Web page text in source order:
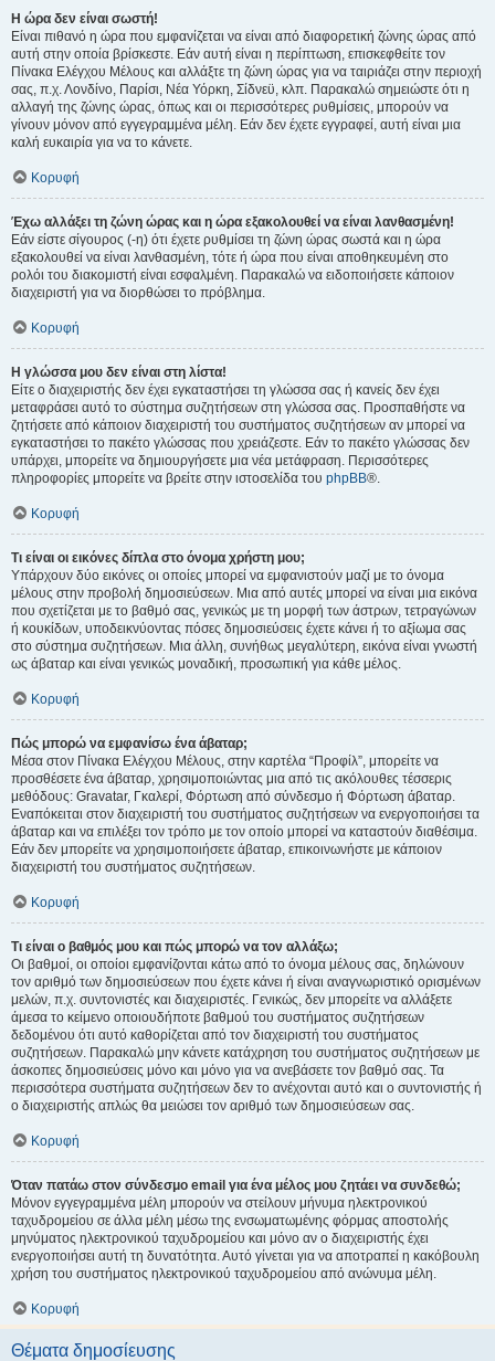
Η ώρα δεν είναι σωστή!
Είναι πιθανό η ώρα που εμφανίζεται να είναι από διαφορετική ζώνης ώρας από
αυτή στην οποία βρίσκεστε. Εάν αυτή είναι η περίπτωση, επισκεφθείτε τον
Πίνακα Ελέγχου Μέλους και αλλάξτε τη ζώνη ώρας για να ταιριάζει στην περιοχή
σας, π.χ. Λονδίνο, Παρίσι, Νέα Υόρκη, Σίδνεϋ, κλπ. Παρακαλώ σημειώστε ότι η
αλλαγή της ζώνης ώρας, όπως και οι περισσότερες ρυθμίσεις, μπορούν να
γίνουν μόνον από εγγεγραμμένα μέλη. Εάν δεν έχετε εγγραφεί, αυτή είναι μια
καλή ευκαιρία για να το κάνετε.
Κορυφή
Έχω αλλάξει τη ζώνη ώρας και η ώρα εξακολουθεί να είναι λανθασμένη!
Εάν είστε σίγουρος (-η) ότι έχετε ρυθμίσει τη ζώνη ώρας σωστά και η ώρα
εξακολουθεί να είναι λανθασμένη, τότε ή ώρα που είναι αποθηκευμένη στο
ρολόι του διακομιστή είναι εσφαλμένη. Παρακαλώ να ειδοποιήσετε κάποιον
διαχειριστή για να διορθώσει το πρόβλημα.
Κορυφή
Η γλώσσα μου δεν είναι στη λίστα!
Είτε ο διαχειριστής δεν έχει εγκαταστήσει τη γλώσσα σας ή κανείς δεν έχει
μεταφράσει αυτό το σύστημα συζητήσεων στη γλώσσα σας. Προσπαθήστε να
ζητήσετε από κάποιον διαχειριστή του συστήματος συζητήσεων αν μπορεί να
εγκαταστήσει το πακέτο γλώσσας που χρειάζεστε. Εάν το πακέτο γλώσσας δεν
υπάρχει, μπορείτε να δημιουργήσετε μια νέα μετάφραση. Περισσότερες
πληροφορίες μπορείτε να βρείτε στην ιστοσελίδα του phpBB®.
Κορυφή
Τι είναι οι εικόνες δίπλα στο όνομα χρήστη μου;
Υπάρχουν δύο εικόνες οι οποίες μπορεί να εμφανιστούν μαζί με το όνομα
μέλους στην προβολή δημοσιεύσεων. Μια από αυτές μπορεί να είναι μια εικόνα
που σχετίζεται με το βαθμό σας, γενικώς με τη μορφή των άστρων, τετραγώνων
ή κουκίδων, υποδεικνύοντας πόσες δημοσιεύσεις έχετε κάνει ή το αξίωμα σας
στο σύστημα συζητήσεων. Μια άλλη, συνήθως μεγαλύτερη, εικόνα είναι γνωστή
ως άβαταρ και είναι γενικώς μοναδική, προσωπική για κάθε μέλος.
Κορυφή
Πώς μπορώ να εμφανίσω ένα άβαταρ;
Μέσα στον Πίνακα Ελέγχου Μέλους, στην καρτέλα “Προφίλ”, μπορείτε να
προσθέσετε ένα άβαταρ, χρησιμοποιώντας μια από τις ακόλουθες τέσσερις
μεθόδους: Gravatar, Γκαλερί, Φόρτωση από σύνδεσμο ή Φόρτωση άβαταρ.
Εναπόκειται στον διαχειριστή του συστήματος συζητήσεων να ενεργοποιήσει τα
άβαταρ και να επιλέξει τον τρόπο με τον οποίο μπορεί να καταστούν διαθέσιμα.
Εάν δεν μπορείτε να χρησιμοποιήσετε άβαταρ, επικοινωνήστε με κάποιον
διαχειριστή του συστήματος συζητήσεων.
Κορυφή
Τι είναι ο βαθμός μου και πώς μπορώ να τον αλλάξω;
Οι βαθμοί, οι οποίοι εμφανίζονται κάτω από το όνομα μέλους σας, δηλώνουν
τον αριθμό των δημοσιεύσεων που έχετε κάνει ή είναι αναγνωριστικό ορισμένων
μελών, π.χ. συντονιστές και διαχειριστές. Γενικώς, δεν μπορείτε να αλλάξετε
άμεσα το κείμενο οποιουδήποτε βαθμού του συστήματος συζητήσεων
δεδομένου ότι αυτό καθορίζεται από τον διαχειριστή του συστήματος
συζητήσεων. Παρακαλώ μην κάνετε κατάχρηση του συστήματος συζητήσεων με
άσκοπες δημοσιεύσεις μόνο και μόνο για να ανεβάσετε τον βαθμό σας. Τα
περισσότερα συστήματα συζητήσεων δεν το ανέχονται αυτό και ο συντονιστής ή
ο διαχειριστής απλώς θα μειώσει τον αριθμό των δημοσιεύσεων σας.
Κορυφή
Όταν πατάω στον σύνδεσμο email για ένα μέλος μου ζητάει να συνδεθώ;
Μόνον εγγεγραμμένα μέλη μπορούν να στείλουν μήνυμα ηλεκτρονικού
ταχυδρομείου σε άλλα μέλη μέσω της ενσωματωμένης φόρμας αποστολής
μηνύματος ηλεκτρονικού ταχυδρομείου και μόνο αν ο διαχειριστής έχει
ενεργοποιήσει αυτή τη δυνατότητα. Αυτό γίνεται για να αποτραπεί η κακόβουλη
χρήση του συστήματος ηλεκτρονικού ταχυδρομείου από ανώνυμα μέλη.
Κορυφή
Θέματα δημοσίευσης